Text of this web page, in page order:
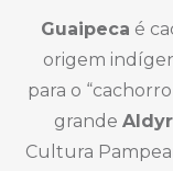
Guaipeca é
origem
para o
grande
Cultura